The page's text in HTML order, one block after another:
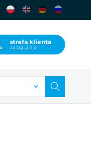
strefa klienta
zaloguj się